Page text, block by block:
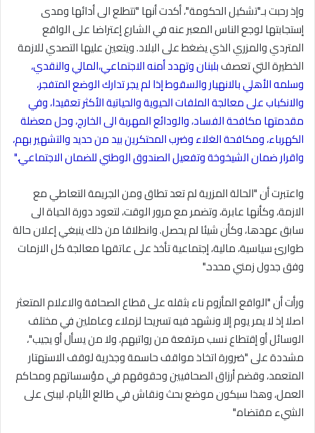
وإذ رحبت بـ"تشكيل الحكومة"، أكدت أنها "تتطلع الى أدائها ومدى
إستجابتها لوجع الناس المعبر عنه في الشارع إعتراضا على الواقع
المتردي والمزري الذي يضغط على البلاد. ويتعين عليها التصدي للازمة
الخطيرة التي تعصفبلبنانوتهدد أمنه الاجتماعي،المالي والنقدي،
وسلمه الأهلي بالانهيار والسقوط إذا لم يجر تدارك الوضع المتفجر،
والانكباب على معالجة الملفات الحيوية والحياتية الأكثر تعقيدا، وفي
مقدمتها مكافحة الفساد، والودائع المهربة الى الخارج، وحل معضلة
الكهرباء، ومكافحة الغلاء وضرب المحتكرين بيد من حديد والتشهير بهم،
واقرار ضمان الشيخوخة وتفعيلالصندوق الوطني للضمان الاجتماعي".
واعتبرت أن "الحالة المزرية لم تعد تطاق ومن الجريمة التعاطي مع
الازمة، وكأنها عابرة، وتضمر مع مرور الوقت، لتعود دورة الحياة الى
سابق عهدها، وكأن شيئا لم يحصل. وانطلاقا من ذلك ينبغي إعلان حالة
طوارئ سياسية، مالية، إجتماعية تأخذ على عاتقها معالجة كل الازمات
وفق جدول زمني محدد".
ورأت أن "الواقع المأزوم ناء بثقله على قطاع الصحافة والاعلام المتعثر
اصلا إذ لا يمر يوم إلا ونشهد فيه تسريحا لزملاء وعاملين في مختلف
الوسائل أو إقتطاع نسب مرتفعة من رواتبهم، ولا من يسأل أو يجيب"،
مشددة على "ضرورة اتخاذ مواقف حاسمة وجذرية لوقف الاستهتار
المتعمد، وقضم أرزاق الصحافيين وحقوقهم في مؤسساتهم ومحاكم
العمل، وهذا سيكون موضع بحث ونقاش في طالع الأيام، ليبنى على
الشيء مقتضاه".